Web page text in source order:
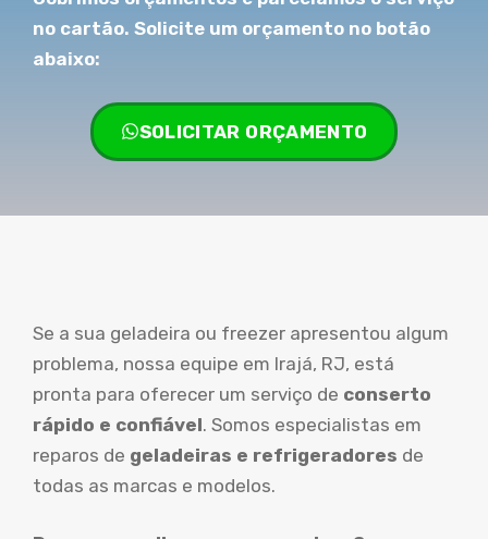
no cartão. Solicite um orçamento no botão
abaixo:
SOLICITAR ORÇAMENTO
Se a sua geladeira ou freezer apresentou algum
problema, nossa equipe em Irajá, RJ, está
pronta para oferecer um serviço de conserto
rápido e confiável. Somos especialistas em
reparos de geladeiras e refrigeradores de
todas as marcas e modelos.